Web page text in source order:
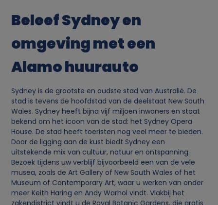
Beleef Sydney en
omgeving met een
Alamo huurauto
Sydney is de grootste en oudste stad van Australië. De
stad is tevens de hoofdstad van de deelstaat New South
Wales. Sydney heeft bijna vijf miljoen inwoners en staat
bekend om het icoon van de stad: het Sydney Opera
House. De stad heeft toeristen nog veel meer te bieden.
Door de ligging aan de kust biedt Sydney een
uitstekende mix van cultuur, natuur en ontspanning.
Bezoek tijdens uw verblijf bijvoorbeeld een van de vele
musea, zoals de Art Gallery of New South Wales of het
Museum of Contemporary Art, waar u werken van onder
meer Keith Haring en Andy Warhol vindt. Vlakbij het
e
n
c
o
k
i
e
s